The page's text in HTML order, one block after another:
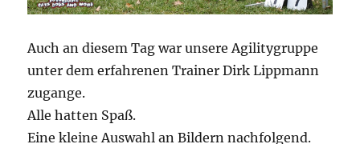
Auch an diesem Tag war unsere Agilitygruppe
unter dem erfahrenen Trainer Dirk Lippmann
zugange.
Alle hatten Spaß.
Eine kleine Auswahl an Bildern nachfolgend.